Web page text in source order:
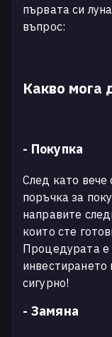
първата си
въпрос:
Какво мога
- Покупка
След като вече
поръчка за
направите
които сте
Процедурата е
инвестирането
сигурно!
- Замяна